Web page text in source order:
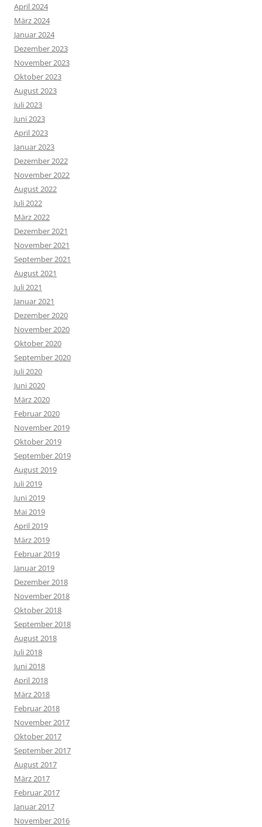
April 2024
März 2024
Januar 2024
Dezember 2023
November 2023
Oktober 2023
August 2023
Juli 2023
Juni 2023
April 2023
Januar 2023
Dezember 2022
November 2022
August 2022
Juli 2022
März 2022
Dezember 2021
November 2021
September 2021
August 2021
Juli 2021
Januar 2021
Dezember 2020
November 2020
Oktober 2020
September 2020
Juli 2020
Juni 2020
März 2020
Februar 2020
November 2019
Oktober 2019
September 2019
August 2019
Juli 2019
Juni 2019
Mai 2019
April 2019
März 2019
Februar 2019
Januar 2019
Dezember 2018
November 2018
Oktober 2018
September 2018
August 2018
Juli 2018
Juni 2018
April 2018
März 2018
Februar 2018
November 2017
Oktober 2017
September 2017
August 2017
März 2017
Februar 2017
Januar 2017
November 2016